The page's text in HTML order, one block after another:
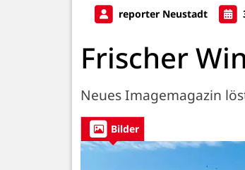
reporter Neustadt
Frischer
Neues Imagemagazin
Bilder